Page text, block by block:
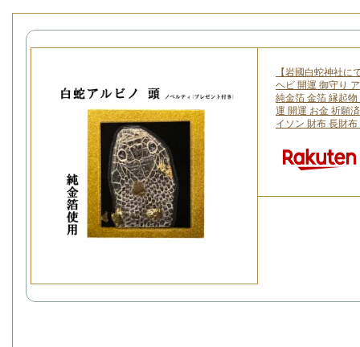
【岩國白蛇神社に
ヘビ 開運 御守り
純金箔 金箔 縁起
運 開運 お金 祈願
イソン 財布 長財